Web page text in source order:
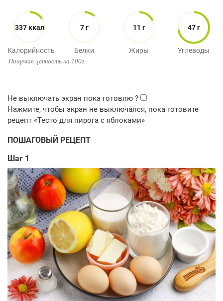
337 ккал
Калорийность
7 г
Белки
11 г
Жиры
47 г
Углеводы
Пищевая ценность на 100г.
ПОШАГОВЫЙ РЕЦЕПТ
Шаг 1